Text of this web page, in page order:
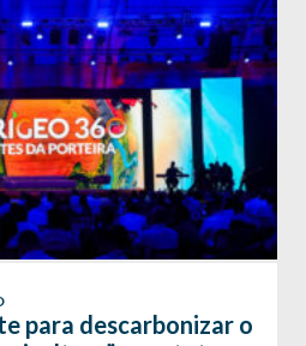
para descarbonizar o